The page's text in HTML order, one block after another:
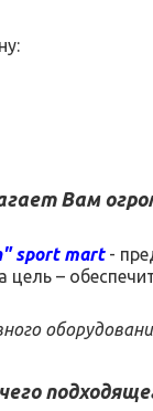
Вам
"sport mart -
цель –